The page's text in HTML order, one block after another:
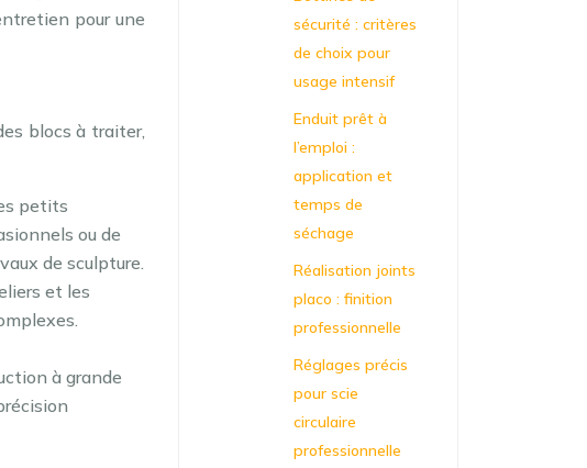
pour une
blocs à traiter,
petits
ou de
de sculpture.
et les
à grande
sécurité : critères
de choix pour
usage intensif
Enduit prêt à
l’emploi :
application et
temps de
séchage
Réalisation joints
placo : finition
professionnelle
Réglages précis
pour scie
circulaire
professionnelle